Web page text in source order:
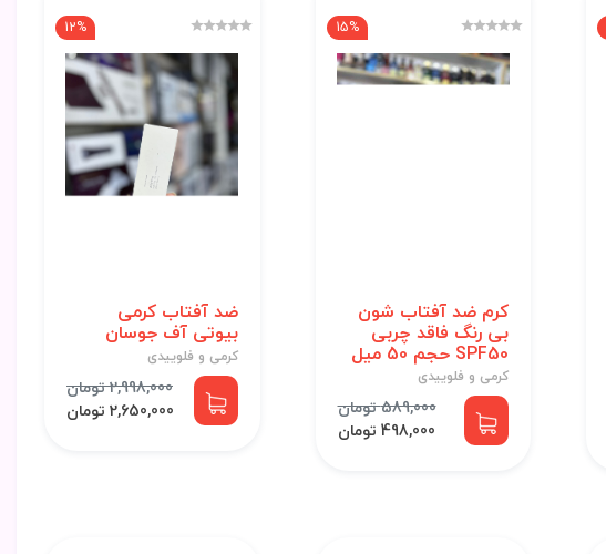
15%
کرم ضد آفتاب شون
بی رنگ فاقد چربی
SPF50 حجم 50 میل
کرمی و فلوییدی
589,000 تومان
498,000 تومان
12%
ضد آفتاب کرمی
بیوتی آف جوسان
کرمی و فلوییدی
2,998,000 تومان
2,650,000 تومان